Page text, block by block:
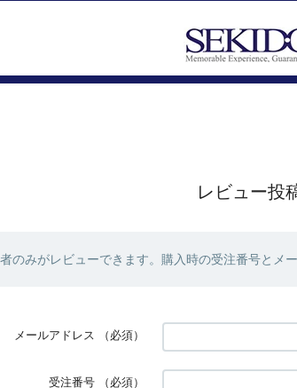
レビュー投
のみがレビューできます。購入時の受注番号とメ
メールアドレス （必須）
受注番号 （必須）